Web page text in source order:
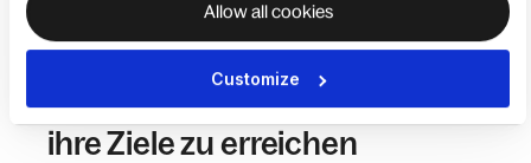
Allow all cookies
Customize
Sehen Sie, wie Deel
Unternehmen hilft,
ihre Ziele zu erreichen